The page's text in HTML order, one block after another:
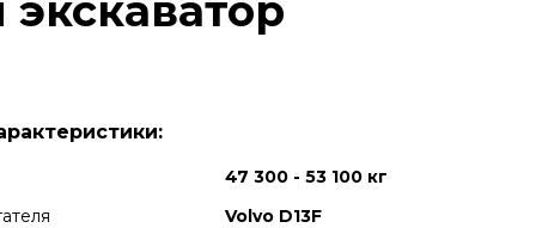
47 300 - 53 100 кг
Volvo D13F